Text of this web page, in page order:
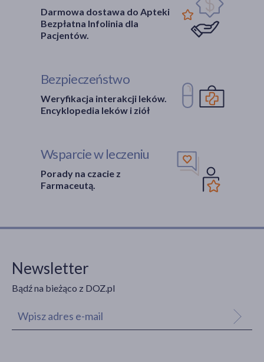
Darmowa dostawa do Apteki
Bezpłatna Infolinia dla
Pacjentów.
Bezpieczeństwo
Weryfikacja interakcji leków.
Encyklopedia leków i ziół
Wsparcie w leczeniu
Porady na czacie z
Farmaceutą.
Newsletter
Bądź na bieżąco z DOZ.pl